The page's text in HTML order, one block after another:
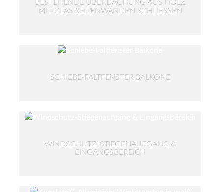
BESTEHENDE ÜBERDACHUNG AUS HOLZ
MIT GLAS SEITENWÄNDEN SCHLIESSEN
SCHIEBE-FALTFENSTER BALKONE
WINDSCHUTZ-STIEGENAUFGANG &
EINGANGSBEREICH